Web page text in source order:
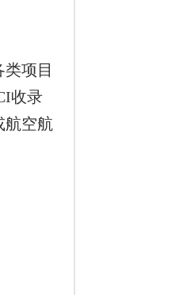
项目
收录
航空航